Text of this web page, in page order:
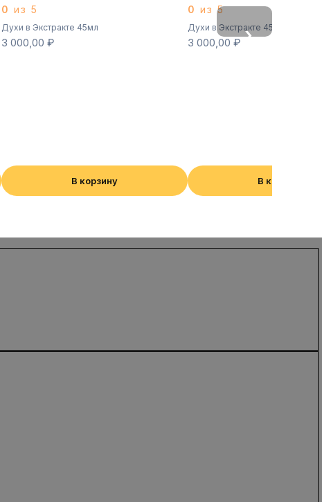
Духи в Экстракте 45мл
0 из 5
3 000,00 ₽
В корзину
Духи в Экстракте 45мл
0 из 5
3 000,00 ₽
В корзину
›